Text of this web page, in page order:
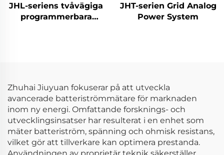
JHL-seriens tvåvägiga
programmerbara
JHT-serien Grid Analog
Power System
Zhuhai Jiuyuan fokuserar på att utveckla
avancerade batteriströmmätare för marknaden
inom ny energi. Omfattande forsknings- och
utvecklingsinsatser har resulterat i en enhet som
mäter batteriström, spänning och ohmisk resistans,
vilket gör att tillverkare kan optimera prestanda.
Användningen av proprietär teknik säkerställer